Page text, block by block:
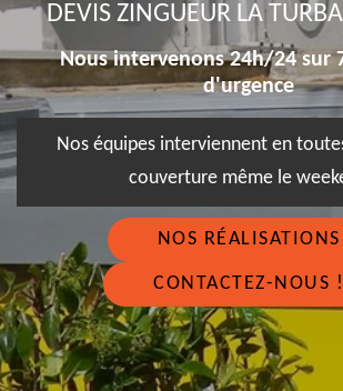
DEVIS ZINGUEUR LA
Nous intervenons 24h/24 sur
d'urgence
Nos équipes interviennent en
couverture même le
NOS RÉALISATIONS
CONTACTEZ-NOUS !